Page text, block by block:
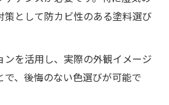
策として防カビ性のある塗料選び
ンを活用し、実際の外観イメージ
で、後悔のない色選びが可能で